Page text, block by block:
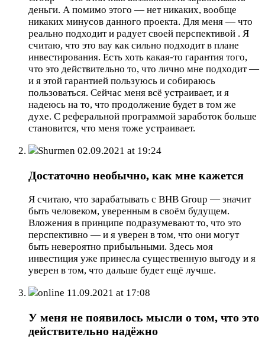
деньги. А помимо этого — нет никаких, вообще
никаких минусов данного проекта. Для меня — что
реально подходит и радует своей перспективой . Я
считаю, что это вау как сильно подходит в плане
инвестирования. Есть хоть какая-то гарантия того,
что это действительно то, что лично мне подходит —
и я этой гарантией пользуюсь и собираюсь
пользоваться. Сейчас меня всё устраивает, и я
надеюсь на то, что продолжение будет в том же
духе. С реферальной программой заработок больше
становится, что меня тоже устраивает.
Shurmen 02.09.2021 at 19:24
Достаточно необычно, как мне кажется
Я считаю, что зарабатывать с BHB Group — значит
быть человеком, уверенным в своём будущем.
Вложения в принципе подразумевают то, что это
перспективно — и я уверен в том, что они могут
быть невероятно прибыльными. Здесь моя
инвестиция уже принесла существенную выгоду и я
уверен в том, что дальше будет ещё лучше.
online 11.09.2021 at 17:08
У меня не появилось мысли о том, что это
действительно надёжно